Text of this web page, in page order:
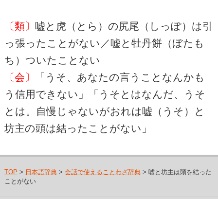
〔類〕 嘘と虎（とら）の尻尾（しっぽ）は引
っ張ったことがない／嘘と牡丹餅（ぼたも
ち）ついたことない
〔会〕
「うそ、あなたの言うことなんかも
う信用できない」「うそとはなんだ、うそ
とは。自慢じゃないがおれは嘘（うそ）と
坊主の頭は結ったことがない」
TOP > 日本語辞典> 会話で使えることわざ辞典> 嘘と坊主は頭を結った
ことがない